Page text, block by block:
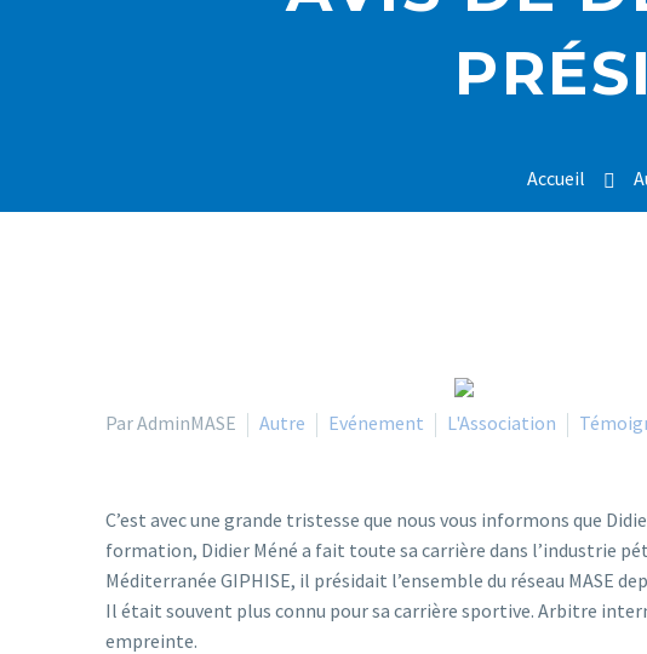
Accueil
Par AdminMASE Autre Evénement L'Association
C’est avec une grande tristesse que nous vous informons que
formation, Didier Méné a fait toute sa carrière dans l’industrie
Méditerranée GIPHISE, il présidait l’ensemble du réseau MASE
Il était souvent plus connu pour sa carrière sportive. Arbitre
empreinte.